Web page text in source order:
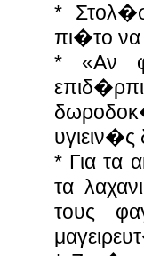
*
πι�το
* «Αν
* Για τα
τα
τους